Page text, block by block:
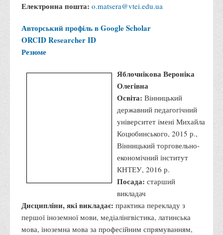
умови формування іншомовної компетенції студентів
опанування іноземної мови
В інституті працює:з 2009 р.
Електронна пошта:
Авторський профіль в Google Scholar
Яблочнікова Вероніка
Олегівна
Освіта:Вінницький
державний педагогічний
університет імені Михайла
Коцюбинського, 2015 р.,
Вінницький торговельно-
економічний інститут
КНТЕУ, 2016 р.
Посада:старший